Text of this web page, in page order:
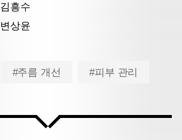
김흥수
변상윤
#주름 개선 #피부 관리